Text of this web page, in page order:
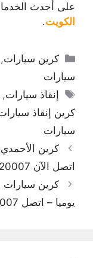
على أحدث
الكويت.
التصنيفات
كرين سيارات,
سيارات
الوسوم
إنقاذ سيارات,
كرين إنقاذ
سيارات
اتصل الآن 92220007
يوميا – اتصل 92220007